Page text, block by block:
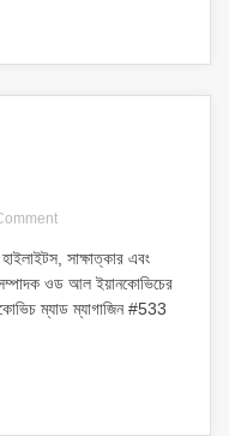
on
সম্পর্কে
বব
এর
সাক্ষাত্কার এবং
ওড আল ইয়ানকোভিচের
ম্যাড ম্যাগাজিন #533